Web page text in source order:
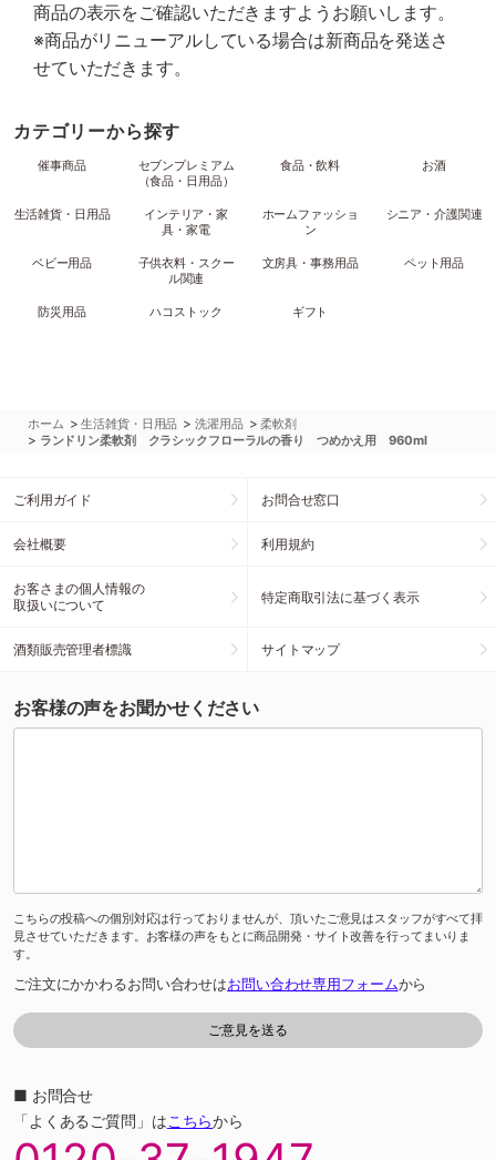
商品の表示をご確認いただきますようお願いします。
※商品がリニューアルしている場合は新商品を発送さ
せていただきます。
カテゴリーから探す
催事商品
セブンプレミアム
（食品・日用品）
食品・飲料 お酒
生活雑貨・日用品
インテリア・家
具・家電
ホームファッショ
ン
シニア・介護関連
ベビー用品
子供衣料・スクー
ル関連
文房具・事務用品 ペット用品
防災用品 ハコストック ギフト
ホーム >生活雑貨・日用品 >洗濯用品 >柔軟剤
> ランドリン柔軟剤 クラシックフローラルの香り つめかえ用 960ml
ご利用ガイド お問合せ窓口
会社概要 利用規約
お客さまの個人情報の
取扱いについて
特定商取引法に基づく表示
酒類販売管理者標識 サイトマップ
お客様の声をお聞かせください
こちらの投稿への個別対応は行っておりませんが、頂いたご意見はスタッフがすべて拝
見させていただきます。お客様の声をもとに商品開発・サイト改善を行ってまいりま
す。
ご注文にかかわるお問い合わせはお問い合わせ専用フォームから
■ お問合せ
「よくあるご質問」はこちらから